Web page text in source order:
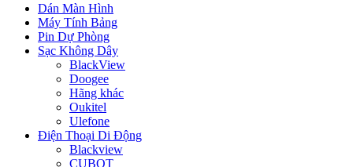
Dán Màn Hình
Máy Tính Bảng
Pin Dự Phòng
Sạc Không Dây
BlackView
Doogee
Hãng khác
Oukitel
Ulefone
Điện Thoại Di Động
Blackview
CUBOT